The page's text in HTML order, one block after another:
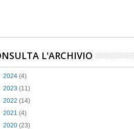
L'ARCHIVIO
2024 (4)
2023 (11)
2022 (14)
2021 (4)
2020 (23)